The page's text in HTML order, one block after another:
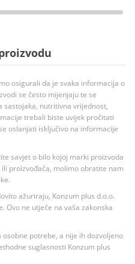
osigurali da je svaka informacija o
se često mijenjaju te se
sastojaka, nutritivna vrijednost,
trebali biste uvijek pročitati
oslanjati isključivo na informacije
savjet o bilo kojoj marki proizvoda
proizvođača, molimo obratite nam
ažuriraju, Konzum plus d.o.o.
Ovo ne utječe na vaša zakonska
potrebe, a nije ih dozvoljeno
suglasnosti Konzum plus